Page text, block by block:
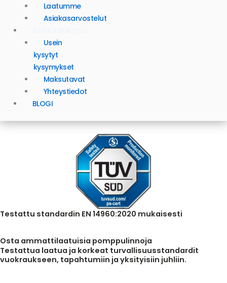
Laatumme
Asiakasarvostelut
Usein
kysytyt
kysymykset
Maksutavat
Yhteystiedot
BLOGI
Testattu standardin EN 14960:2020 mukaisesti
Osta ammattilaatuisia pomppulinnoja
Testattua laatua ja korkeat turvallisuusstandardit
vuokraukseen, tapahtumiin ja yksityisiin juhliin.